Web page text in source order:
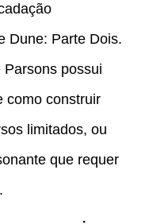
Dune: Parte Dois.
possui
como construir
limitados, ou
que requer